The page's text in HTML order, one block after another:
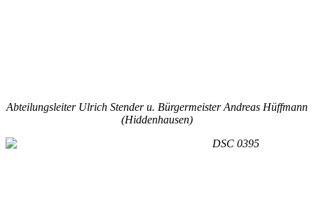
Abteilungsleiter Ulrich Stender u. Bürgermeister Andreas Hüffmann
(Hiddenhausen)